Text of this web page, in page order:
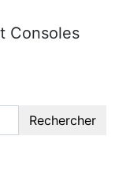
Consoles
Rechercher